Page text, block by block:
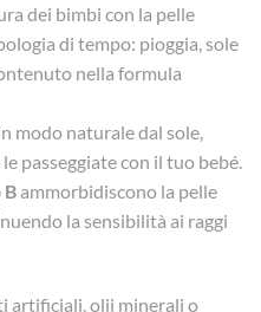
dei bimbi con la pelle
di tempo: pioggia, sole
nella formula
modo naturale dal sole,
passeggiate con il tuo bebé.
Bammorbidiscono la pelle
la sensibilità ai raggi
artificiali, olii minerali o